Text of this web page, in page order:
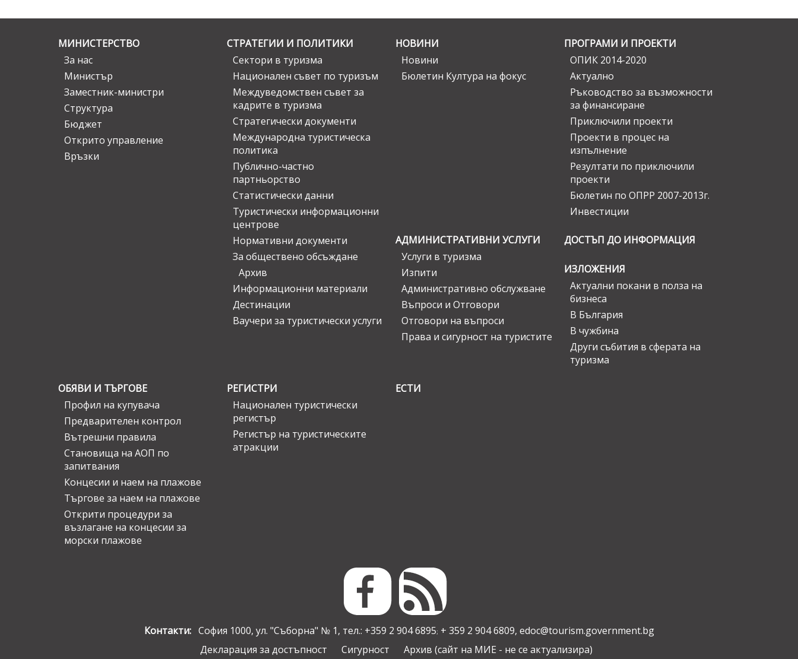
МИНИСТЕРСТВО
За нас
Министър
Заместник-министри
Структура
Бюджет
Открито управление
Връзки
СТРАТЕГИИ И ПОЛИТИКИ
Сектори в туризма
Национален съвет по туризъм
Междуведомствен съвет за
кадрите в туризма
Стратегически документи
Международна туристическа
политика
Публично-частно
партньорство
Статистически данни
Туристически информационни
центрове
Нормативни документи
За обществено обсъждане
Архив
Информационни материали
Дестинации
Ваучери за туристически услуги
НОВИНИ
Новини
Бюлетин Култура на фокус
ПРОГРАМИ И ПРОЕКТИ
ОПИК 2014-2020
Актуално
Ръководство за възможности
за финансиране
Приключили проекти
Проекти в процес на
изпълнение
Резултати по приключили
проекти
Бюлетин по ОПРР 2007-2013г.
Инвестиции
АДМИНИСТРАТИВНИ УСЛУГИ
Услуги в туризма
Изпити
Административно обслужване
Въпроси и Отговори
Отговори на въпроси
Права и сигурност на туристите
ДОСТЪП ДО ИНФОРМАЦИЯ
ИЗЛОЖЕНИЯ
Актуални покани в полза на
бизнеса
В България
В чужбина
Други събития в сферата на
туризма
ОБЯВИ И ТЪРГОВЕ
Профил на купувача
Предварителен контрол
Вътрешни правила
Становища на АОП по
запитвания
Концесии и наем на плажове
Търгове за наем на плажове
Открити процедури за
възлагане на концесии за
морски плажове
РЕГИСТРИ
Национален туристически
регистър
Регистър на туристическите
атракции
ЕСТИ
Контакти:София 1000, ул. "Съборна" № 1, тел.: +359 2 904 6895; + 359 2 904 6809, edoc@tourism.government.bg
Декларация за достъпност
Сигурност Архив (сайт на МИЕ - не се актуализира)